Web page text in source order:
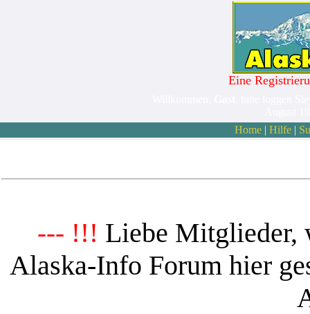
Eine
Home| Hilfe|
--- !!! Liebe Mitglieder,
Alaska-Info Forum hier